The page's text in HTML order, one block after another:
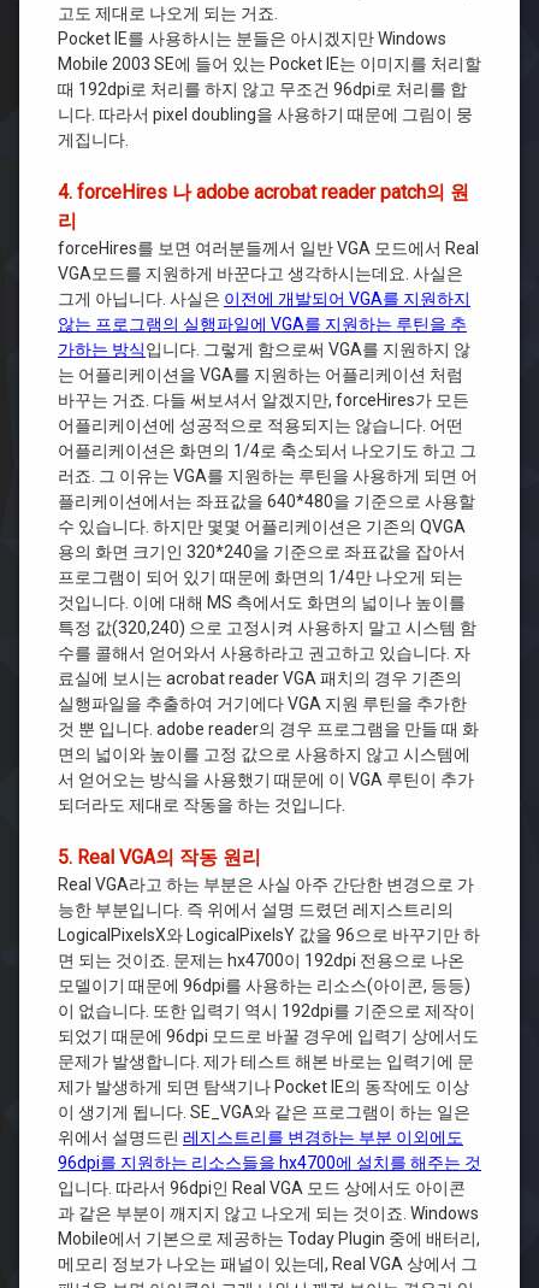
고도 제대로 나오게 되는 거죠.
Pocket IE를 사용하시는 분들은 아시겠지만 Windows
Mobile 2003 SE에 들어 있는 Pocket IE는 이미지를 처리할
때 192dpi로 처리를 하지 않고 무조건 96dpi로 처리를 합
니다. 따라서 pixel doubling을 사용하기 때문에 그림이 뭉
게집니다.
4. forceHires 나 adobe acrobat reader patch의 원
리
forceHires를 보면 여러분들께서 일반 VGA 모드에서 Real
VGA모드를 지원하게 바꾼다고 생각하시는데요. 사실은
그게 아닙니다. 사실은 이전에 개발되어 VGA를 지원하지
않는 프로그램의 실행파일에 VGA를 지원하는 루틴을 추
가하는 방식입니다. 그렇게 함으로써 VGA를 지원하지 않
는 어플리케이션을 VGA를 지원하는 어플리케이션 처럼
바꾸는 거죠. 다들 써보셔서 알겠지만, forceHires가 모든
어플리케이션에 성공적으로 적용되지는 않습니다. 어떤
어플리케이션은 화면의 1/4로 축소되서 나오기도 하고 그
러죠. 그 이유는 VGA를 지원하는 루틴을 사용하게 되면 어
플리케이션에서는 좌표값을 640*480을 기준으로 사용할
수 있습니다. 하지만 몇몇 어플리케이션은 기존의 QVGA
용의 화면 크기인 320*240을 기준으로 좌표값을 잡아서
프로그램이 되어 있기 때문에 화면의 1/4만 나오게 되는
것입니다. 이에 대해 MS 측에서도 화면의 넓이나 높이를
특정 값(320,240) 으로 고정시켜 사용하지 말고 시스템 함
수를 콜해서 얻어와서 사용하라고 권고하고 있습니다. 자
료실에 보시는 acrobat reader VGA 패치의 경우 기존의
실행파일을 추출하여 거기에다 VGA 지원 루틴을 추가한
것 뿐 입니다. adobe reader의 경우 프로그램을 만들 때 화
면의 넓이와 높이를 고정 값으로 사용하지 않고 시스템에
서 얻어오는 방식을 사용했기 때문에 이 VGA 루틴이 추가
되더라도 제대로 작동을 하는 것입니다.
5. Real VGA의 작동 원리
Real VGA라고 하는 부분은 사실 아주 간단한 변경으로 가
능한 부분입니다. 즉 위에서 설명 드렸던 레지스트리의
LogicalPixelsX와 LogicalPixelsY 값을 96으로 바꾸기만 하
면 되는 것이죠. 문제는 hx4700이 192dpi 전용으로 나온
모델이기 때문에 96dpi를 사용하는 리소스(아이콘, 등등)
이 없습니다. 또한 입력기 역시 192dpi를 기준으로 제작이
되었기 때문에 96dpi 모드로 바꿀 경우에 입력기 상에서도
문제가 발생합니다. 제가 테스트 해본 바로는 입력기에 문
제가 발생하게 되면 탐색기나 Pocket IE의 동작에도 이상
이 생기게 됩니다. SE_VGA와 같은 프로그램이 하는 일은
위에서 설명드린 레지스트리를 변경하는 부분 이외에도
96dpi를 지원하는 리소스들을 hx4700에 설치를 해주는 것
입니다. 따라서 96dpi인 Real VGA 모드 상에서도 아이콘
과 같은 부분이 깨지지 않고 나오게 되는 것이죠. Windows
Mobile에서 기본으로 제공하는 Today Plugin 중에 배터리,
메모리 정보가 나오는 패널이 있는데, Real VGA 상에서 그